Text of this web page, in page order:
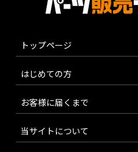
トップページ
はじめての方
お客様に届くまで
当サイトについて